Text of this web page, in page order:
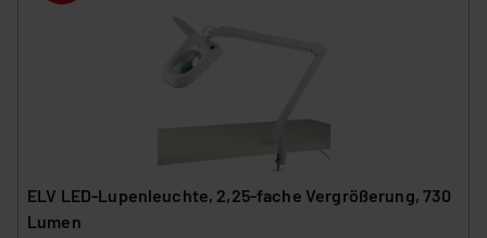
ELV LED-Lupenleuchte, 2,25-fache Vergrößerung, 730
Lumen